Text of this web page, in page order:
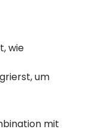
wie
um
mit